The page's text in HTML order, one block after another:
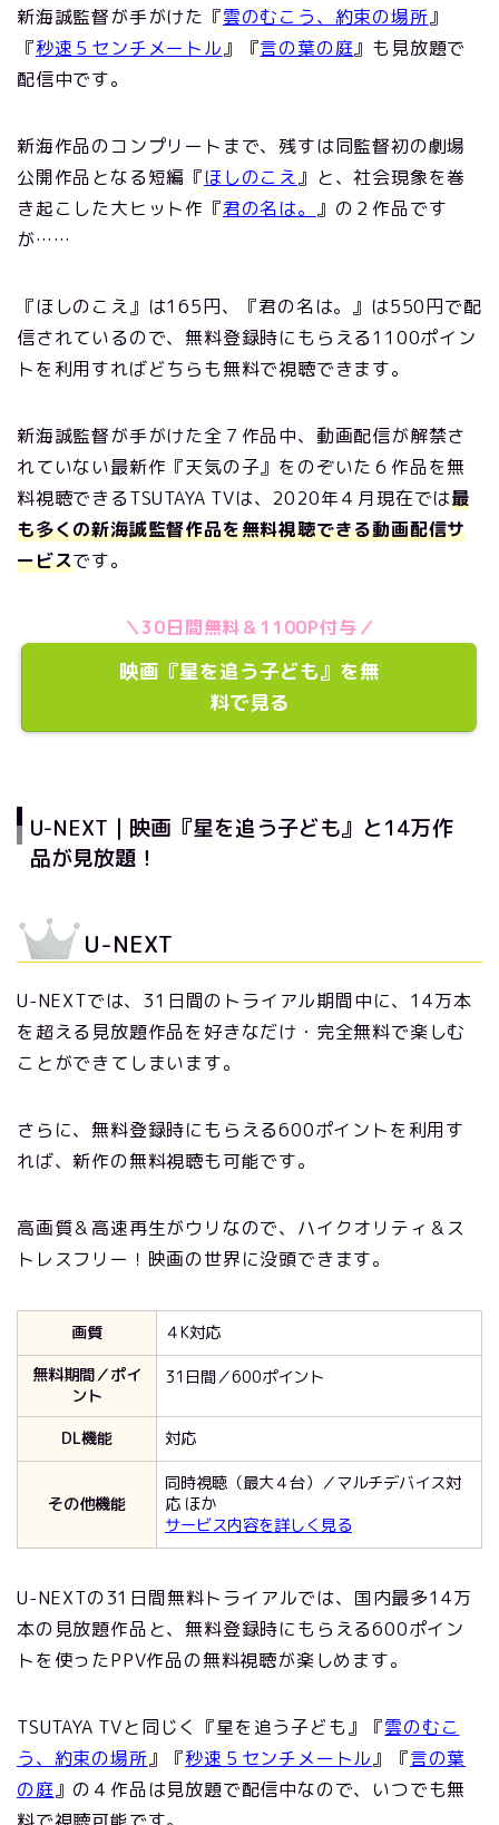
新海誠監督が手がけた『雲のむこう、約束の場所』
『秒速５センチメートル』『言の葉の庭』も見放題で
配信中です。
新海作品のコンプリートまで、残すは同監督初の劇場
公開作品となる短編『ほしのこえ』と、社会現象を巻
き起こした大ヒット作『君の名は。 』の２作品です
が……
『ほしのこえ』は165円、『君の名は。』は550円で配
信されているので、無料登録時にもらえる1100ポイン
トを利用すればどちらも無料で視聴できます。
新海誠監督が手がけた全７作品中、動画配信が解禁さ
れていない最新作『天気の子』をのぞいた６作品を無
料視聴できるTSUTAYA TVは、2020年４月現在では最
も多くの新海誠監督作品を無料視聴できる動画配信サ
ービスです。
＼30日間無料＆1100P付与／
映画『星を追う子ども』を無
料で見る
U-NEXT｜映画『星を追う子ども』と14万作
品が見放題！
U-NEXT
U-NEXTでは、31日間のトライアル期間中に、14万本
を超える見放題作品を好きなだけ・完全無料で楽しむ
ことができてしまいます。
さらに、無料登録時にもらえる600ポイントを利用す
れば、新作の無料視聴も可能です。
高画質＆高速再生がウリなので、ハイクオリティ＆ス
トレスフリー！映画の世界に没頭できます。
画質
４K対応
無料期間／ポイ
ント
31日間／600ポイント
DL機能 対応
その他機能
同時視聴（最大４台）／マルチデバイス対
応 ほか
サービス内容を詳しく見る
U-NEXTの31日間無料トライアルでは、国内最多14万
本の見放題作品と、無料登録時にもらえる600ポイン
トを使ったPPV作品の無料視聴が楽しめます。
TSUTAYA TVと同じく『星を追う子ども』『雲のむこ
う、約束の場所』『秒速５センチメートル』『言の葉
の庭』の４作品は見放題で配信中なので、いつでも無